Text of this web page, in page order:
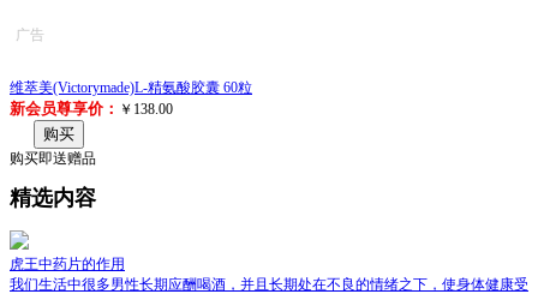
广告
维萃美(Victorymade)L-精氨酸胶囊 60粒
新会员尊享价： ￥138.00
购买
购买即送赠品
精选内容
虎王中药片的作用
我们生活中很多男性长期应酬喝酒，并且长期处在不良的情绪之下，使身体健康受